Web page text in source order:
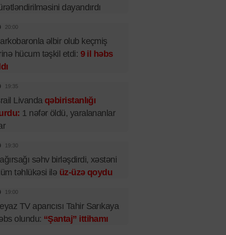
dayandırdı
20:00
əlbir olub keçmiş
hücum təşkil etdi: 9 il həbs
19:35
Livanda qəbiristanlığı
1 nəfər öldü, yaralananlar
19:30
səhv birləşdirdi, xəstəni
təhlükəsi ilə üz-üzə qoydu
19:00
TV aparıcısı Tahir Sarıkaya
olundu: “Şantaj” ittihamı